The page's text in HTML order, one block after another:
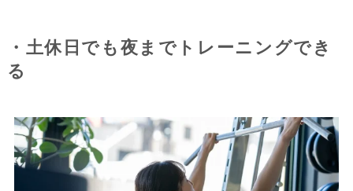
・土休日でも夜までトレーニングでき
る